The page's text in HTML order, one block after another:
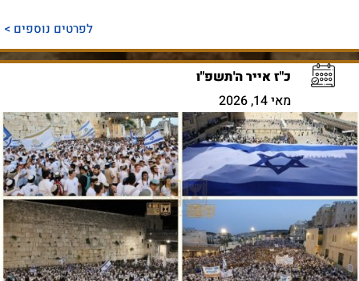
לפרטים נוספים >
כ"ז אייר ה'תשפ"ו
מאי 14, 2026